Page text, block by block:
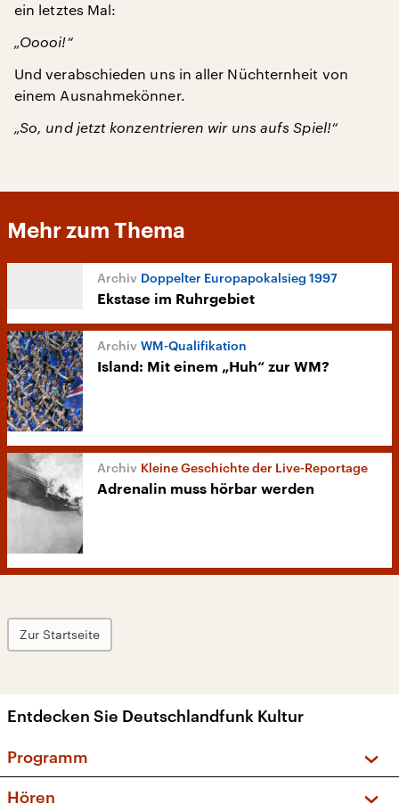
ein letztes Mal:
„Ooooi!“
Und verabschieden uns in aller Nüchternheit von
einem Ausnahmekönner.
„So, und jetzt konzentrieren wir uns aufs Spiel!“
Mehr zum Thema
Doppelter Europapokalsieg 1997
Ekstase im Ruhrgebiet
WM-Qualifikation
Island: Mit einem „Huh“ zur WM?
Kleine Geschichte der Live-Reportage
Adrenalin muss hörbar werden
Zur Startseite
Entdecken Sie Deutschlandfunk Kultur
Programm
Hören